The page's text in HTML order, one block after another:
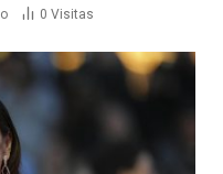
0 Visitas